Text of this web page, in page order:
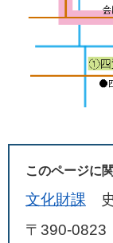
このページに
文化財課
〒390-0823